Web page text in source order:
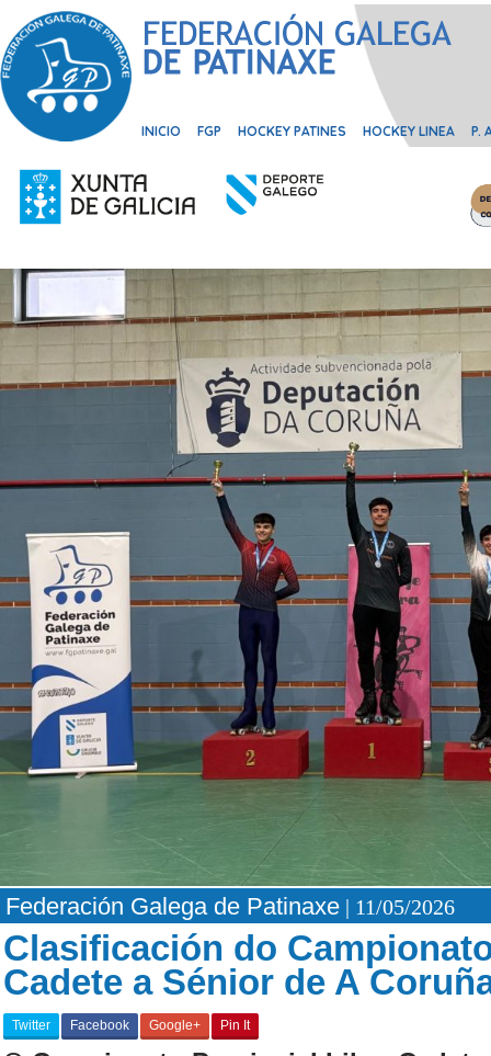
INICIO FGP HOCKEY PATINES HOCKEY LINEA P.
Federación Galega de Patinaxe | 11/05/2026
Clasificación do
Cadete a Sénior de A
Twitter Facebook Google+ Pin It